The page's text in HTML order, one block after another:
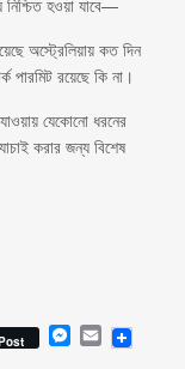
হওয়া যাবে—
অস্ট্রেলিয়ায় কত দিন
পারমিট রয়েছে কি না।
যেকোনো ধরনের
করার জন্য বিশেষ
Messenger
Email